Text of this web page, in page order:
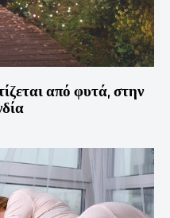
από φυτά, στην